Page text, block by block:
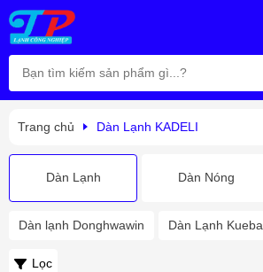
Trang chủ Dàn Lạnh KADELI
Dàn Lạnh Dàn Nóng
Dàn lạnh Donghwawin Dàn Lạnh Kueba
Lọc